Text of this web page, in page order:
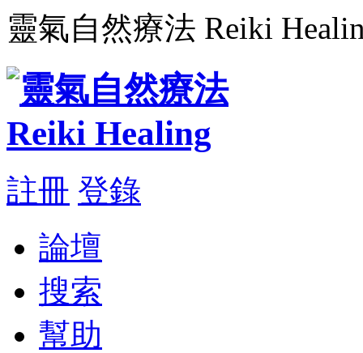
靈氣自然療法 Reiki
註冊 登錄
論壇
搜索
幫助